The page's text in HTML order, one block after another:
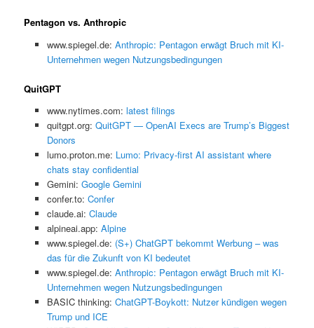
Pentagon vs. Anthropic
www.spiegel.de: Anthropic: Pentagon erwägt Bruch mit KI-
Unternehmen wegen Nutzungsbedingungen
QuitGPT
www.nytimes.com: latest filings
quitgpt.org: QuitGPT — OpenAI Execs are Trump’s Biggest
Donors
lumo.proton.me: Lumo: Privacy-first AI assistant where
chats stay confidential
Gemini: ‎Google Gemini
confer.to: Confer
claude.ai: Claude
alpineai.app: Alpine
www.spiegel.de: (S+) ChatGPT bekommt Werbung – was
das für die Zukunft von KI bedeutet
www.spiegel.de: Anthropic: Pentagon erwägt Bruch mit KI-
Unternehmen wegen Nutzungsbedingungen
BASIC thinking: ChatGPT-Boykott: Nutzer kündigen wegen
Trump und ICE